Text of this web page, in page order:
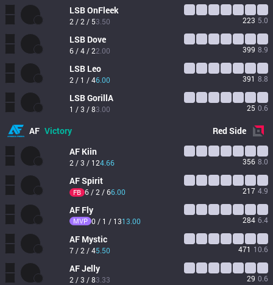
LSBOnFleek
2 / 2 / 53.50 223 5.0
LSB Dove
6 / 4 / 22.00 399 8.9
LSB Leo
2 / 1 / 46.00 391 8.8
LSBGorillA
1 / 3 / 83.00 25 0.6
AF Victory RedSide
AF Kiin
2 / 3 / 124.66 356 8.0
AFSpirit
FB 6 / 2 / 66.00 217 4.9
AF Fly
MVP 0 / 1 / 1313.00 284 6.4
AF Mystic
7 / 2 / 45.50 471 10.6
AFJelly
2 / 3 / 83.33 29 0.6